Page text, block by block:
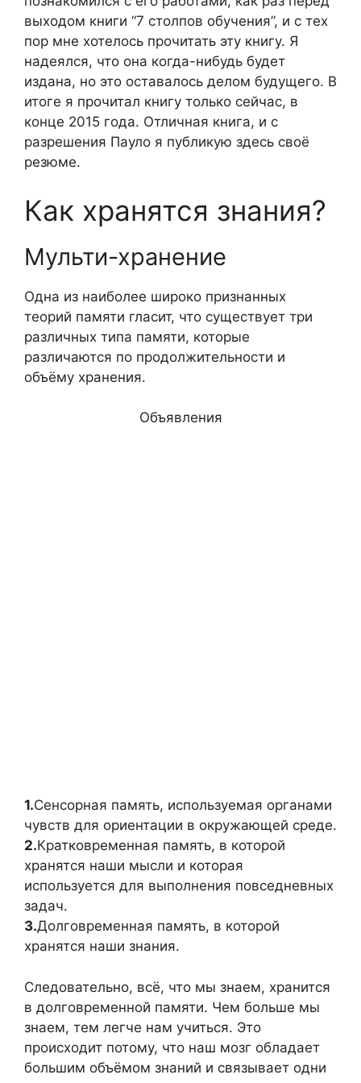
выходом книги “7 столпов обучения”, и с тех
пор мне хотелось прочитать эту книгу. Я
надеялся, что она когда-нибудь будет
издана, но это оставалось делом будущего. В
итоге я прочитал книгу только сейчас, в
конце 2015 года. Отличная книга, и с
разрешения Пауло я публикую здесь своё
резюме.
Как хранятся знания?
Мульти-хранение
Одна из наиболее широко признанных
теорий памяти гласит, что существует три
различных типа памяти, которые
различаются по продолжительности и
объёму хранения.
Объявления
1.Сенсорная память, используемая органами
чувств для ориентации в окружающей среде.
2.Кратковременная память, в которой
хранятся наши мысли и которая
используется для выполнения повседневных
задач.
3.Долговременная память, в которой
хранятся наши знания.
Следовательно, всё, что мы знаем, хранится
в долговременной памяти. Чем больше мы
знаем, тем легче нам учиться. Это
происходит потому, что наш мозг обладает
большим объёмом знаний и связывает одни